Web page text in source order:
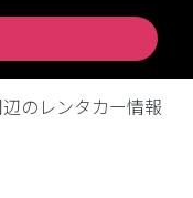
のレンタカー情報